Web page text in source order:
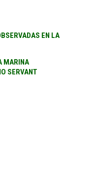
EN LA
MARINA
SERVANT